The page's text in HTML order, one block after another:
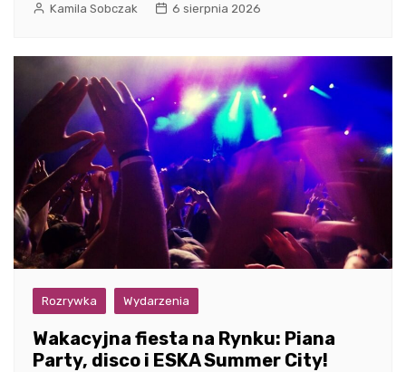
Kamila Sobczak 6 sierpnia 2026
Rozrywka Wydarzenia
Wakacyjna fiesta na Rynku: Piana
Party, disco i ESKA Summer City!